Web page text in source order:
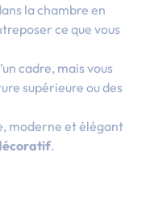
la chambre en
ce que vous
cadre, mais vous
supérieure ou des
moderne et élégant
.